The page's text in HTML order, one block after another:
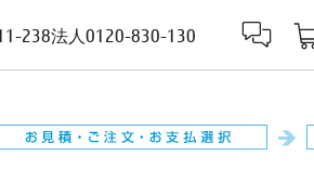
238法人 0120-830-130